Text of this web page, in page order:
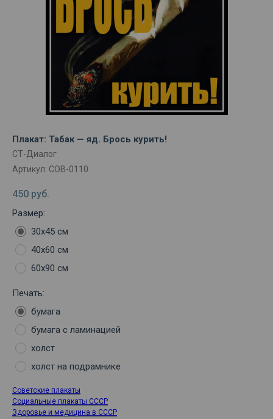
Плакат: Табак — яд. Брось курить!
СТ-Диалог
Артикул: СОВ-0110
450 руб.
Размер:
30х45 см
40х60 см
60х90 см
Печать:
бумага
бумага с ламинацией
холст
холст на подрамнике
Советские плакаты
Социальные плакаты СССР
Здоровье и медицина в СССР